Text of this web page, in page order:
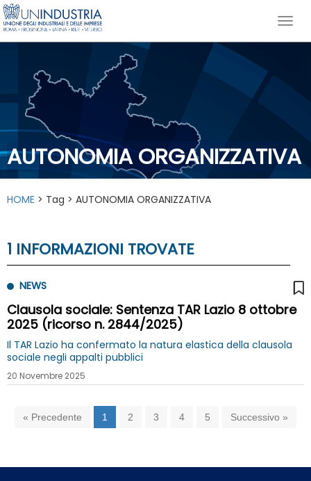
AUTONOMIA ORGANIZZATIVA
HOME > Tag > AUTONOMIA ORGANIZZATIVA
1 INFORMAZIONI TROVATE
NEWS
Clausola sociale: Sentenza TAR Lazio 8 ottobre
2025 (ricorso n. 2844/2025)
Il TAR Lazio ha confermato la natura elastica della clausola
sociale negli appalti pubblici
20 Novembre 2025
« Precedente 1 2 3 4 5 Successivo »